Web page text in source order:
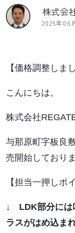
株式会
2025年06
【価格調整しま
こんにちは。
株式会社
与那原町字板良
売開始しておりま
【担当一押しポ
↓ LDK部分には
ラスがはめ込ま